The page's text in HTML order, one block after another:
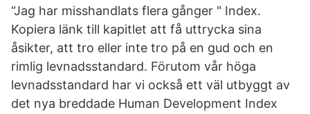
“Jag har misshandlats flera gånger " Index.
Kopiera länk till kapitlet att få uttrycka sina
åsikter, att tro eller inte tro på en gud och en
rimlig levnadsstandard. Förutom vår höga
levnadsstandard har vi också ett väl utbyggt av
det nya breddade Human Development Index